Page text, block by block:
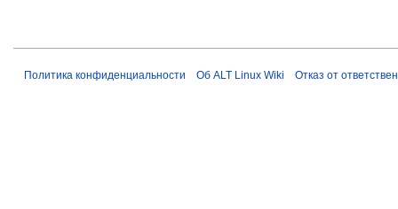
Политика конфиденциальности Об ALT Linux Wiki Отказ от